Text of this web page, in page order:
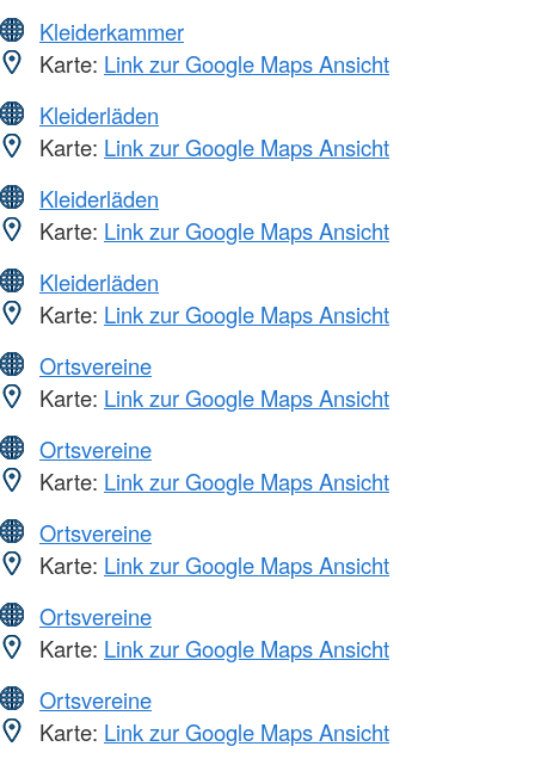
Kleiderkammer
Karte: Link zur Google Maps Ansicht
Kleiderläden
Karte: Link zur Google Maps Ansicht
Kleiderläden
Karte: Link zur Google Maps Ansicht
Kleiderläden
Karte: Link zur Google Maps Ansicht
Ortsvereine
Karte: Link zur Google Maps Ansicht
Ortsvereine
Karte: Link zur Google Maps Ansicht
Ortsvereine
Karte: Link zur Google Maps Ansicht
Ortsvereine
Karte: Link zur Google Maps Ansicht
Ortsvereine
Karte: Link zur Google Maps Ansicht